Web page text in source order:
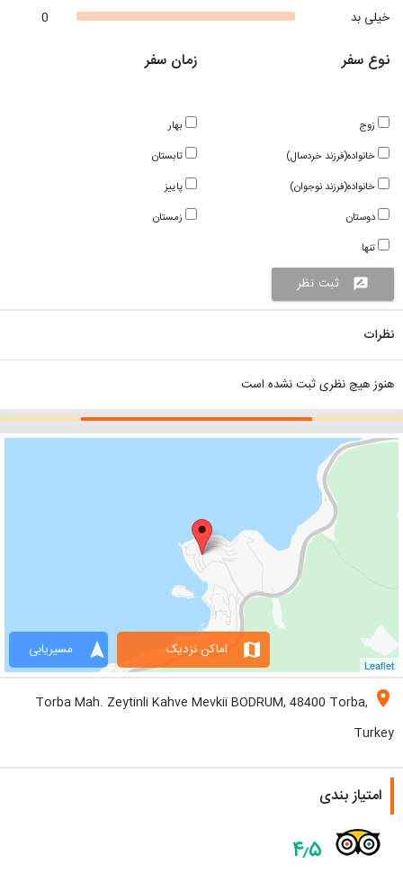
0
خیلی بد
زمان سفر
بهار
تابستان
پاییز
زمستان
نوع سفر
زوج
خانواده(فرزند خردسال)
خانواده(فرزند نوجوان)
دوستان
تنها
rate_review ثبت نظر
نظرات
هنوز هیچ نظری ثبت نشده است
Leaflet
navigation مسیریابی map اماکن نزدیک
location_on
Torba Mah. Zeytinli Kahve Mevkii BODRUM, 48400 Torba,
Turkey
امتیاز بندی
۴٫۵